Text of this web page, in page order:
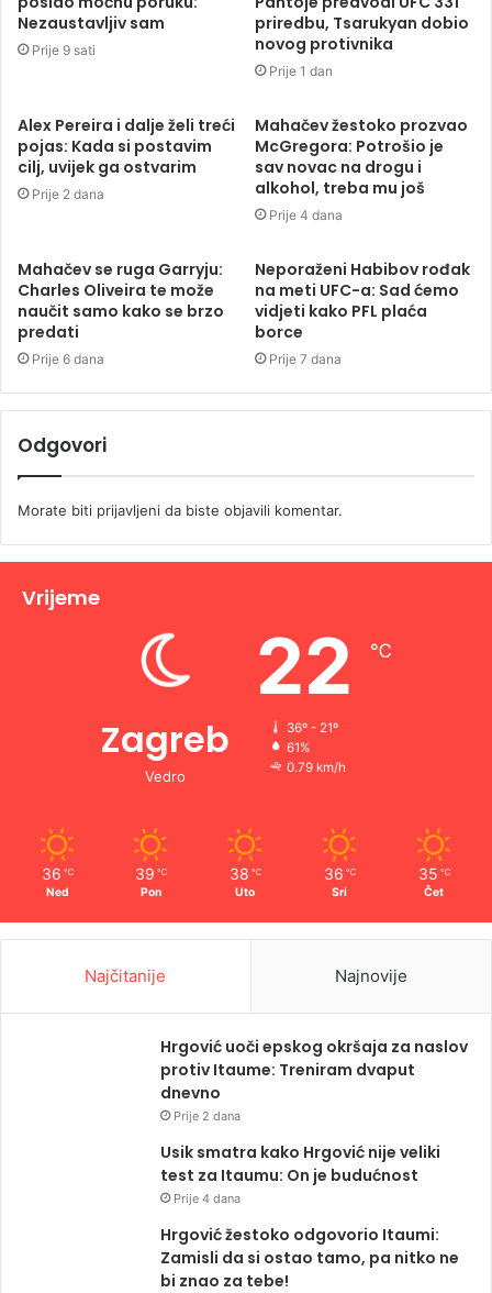
Nezaustavljiv sam
Prije 9 sati
priredbu, Tsarukyan dobio
novog protivnika
Prije 1 dan
Alex Pereira i dalje želi treći
pojas: Kada si postavim
cilj, uvijek ga ostvarim
Prije 2 dana
Mahačev žestoko prozvao
McGregora: Potrošio je
sav novac na drogu i
alkohol, treba mu još
Prije 4 dana
Mahačev se ruga Garryju:
Charles Oliveira te može
naučit samo kako se brzo
predati
Prije 6 dana
Neporaženi Habibov rođak
na meti UFC-a: Sad ćemo
vidjeti kako PFL plaća
borce
Prije 7 dana
Odgovori
Morate biti prijavljeni da biste objavili komentar.
Vrijeme
Zagreb
Vedro
22 ℃
36º - 21º
61%
0.79 km/h
36 ℃
Ned
39 ℃
Pon
38 ℃
Uto
36 ℃
Sri
35 ℃
Čet
Najčitanije Najnovije
Hrgović uoči epskog okršaja za naslov
protiv Itaume: Treniram dvaput
dnevno
Prije 2 dana
Usik smatra kako Hrgović nije veliki
test za Itaumu: On je budućnost
Prije 4 dana
Hrgović žestoko odgovorio Itaumi:
Zamisli da si ostao tamo, pa nitko ne
bi znao za tebe!